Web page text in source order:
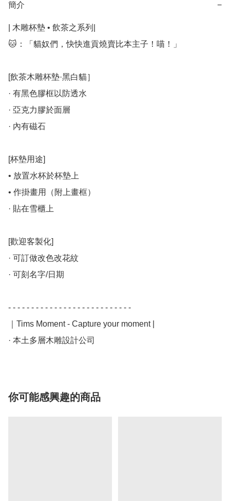
簡介 −
| 木雕杯墊 • 飲茶之系列|
🐱：「貓奴們，快快進貢燒賣比本主子！喵！」
[飲茶木雕杯墊·黑白貓］
· 有黑色膠框以防透水
· 亞克力膠於面層
· 內有磁石
[杯墊用途]
• 放置水杯於杯墊上
• 作掛畫用（附上畫框）
· 貼在雪櫃上
[歡迎客製化]
· 可訂做改色改花紋
· 可刻名字/日期
- - - - - - - - - - - - - - - - - - - - - - - - - - -
｜Tims Moment - Capture your moment |
· 本土多層木雕設計公司
你可能感興趣的商品